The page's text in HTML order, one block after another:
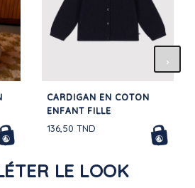
CARDIGAN EN COTON
ENFANT FILLE
136,50 TND
LE LOOK